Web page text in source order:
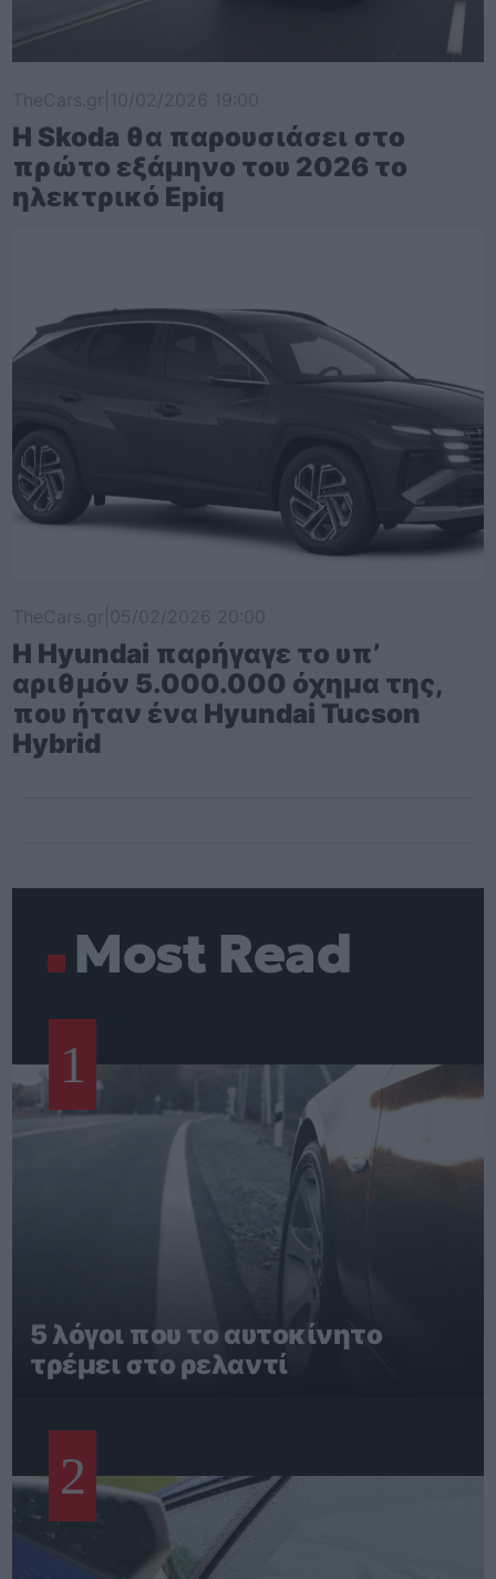
Η Skoda θα παρουσιάσει στο
πρώτο εξάμηνο του 2026 το
ηλεκτρικό Epiq
Η Hyundai παρήγαγε το υπ’
αριθμόν 5.000.000 όχημα της,
που ήταν ένα Hyundai Tucson
Hybrid
Most Read
1
5 λόγοι που το αυτοκίνητο
τρέμει στο ρελαντί
2